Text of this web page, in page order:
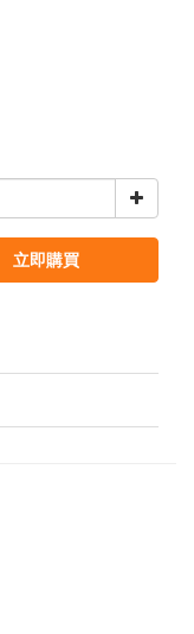
立即購買